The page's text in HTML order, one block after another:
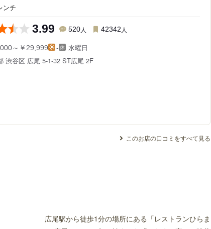
ンチ
3.99 520人 42342 人
～￥29,999 -
水曜日
渋谷区 広尾 5-1-32 ST広尾 2F
このお店の口コミをすべて見る
広尾駅から徒歩1分の場所にある「レストランひらま